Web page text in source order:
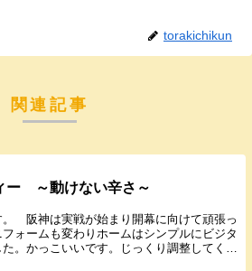
torakichikun
関連記事
ー ～動けない辛さ～
。 阪神は実戦が始まり開幕に向けて頑張っ
ォームも変わりホームはシンプルにビジタ
。かっこいいです。じっくり調整してくる